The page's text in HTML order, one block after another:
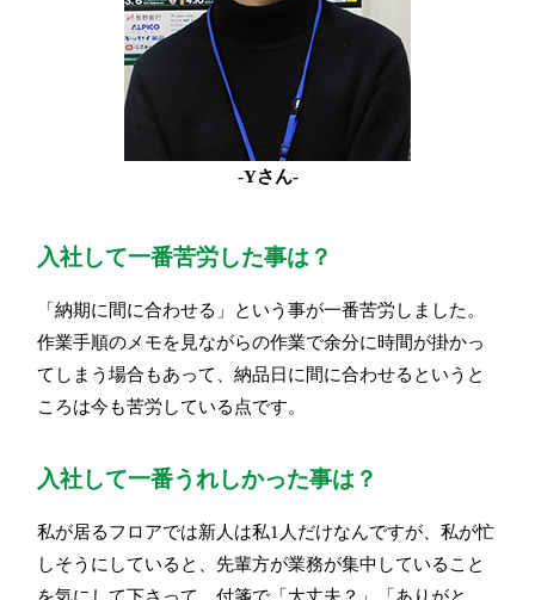
-Yさん-
入社して一番苦労した事は？
「納期に間に合わせる」という事が一番苦労しました。
作業手順のメモを見ながらの作業で余分に時間が掛かっ
てしまう場合もあって、納品日に間に合わせるというと
ころは今も苦労している点です。
入社して一番うれしかった事は？
私が居るフロアでは新人は私1人だけなんですが、私が忙
しそうにしていると、先輩方が業務が集中していること